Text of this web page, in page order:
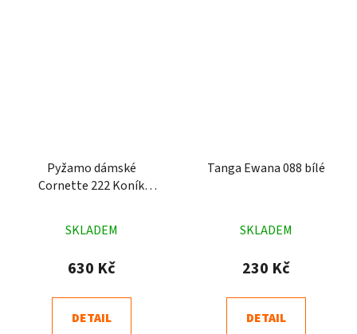
Pyžamo dámské
Cornette 222 Koník
hodnocení
produktu
5,0
z
SKLADEM
630 Kč
DETAIL
Tanga Ewana 088 bílé
hodnocení
produktu
4,8
z
SKLADEM
230 Kč
DETAIL